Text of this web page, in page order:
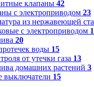
клапаны 42
с электроприводом 23
из нержавеющей
с электроприводом 1
20
воды 15
от утечки газа 13
домашних растений 3
выключатели 15